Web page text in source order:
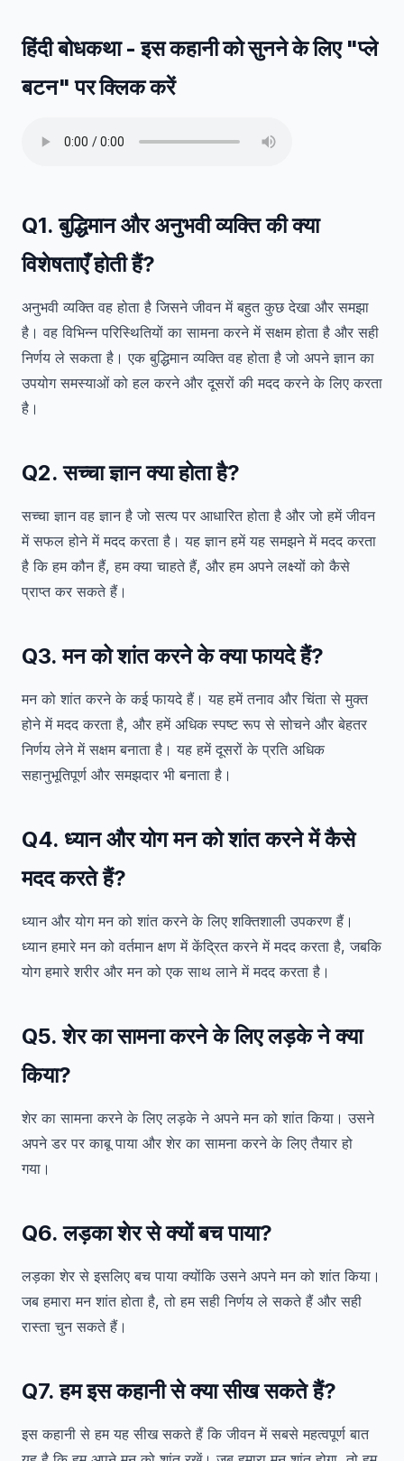
हिंदी बोधकथा- इस कहानी को सुनने के लिए "प्ले
बटन" पर क्लिक करें
Q1. बुद्धिमान और अनुभवी व्यक्ति की क्या
विशेषताएँ होती हैं?
अनुभवी व्यक्ति वह होता है जिसने जीवन में बहुत कुछ देखा और समझा
है। वह विभिन्न परिस्थितियों का सामना करने में सक्षम होता है और सही
निर्णय ले सकता है। एक बुद्धिमान व्यक्ति वह होता है जो अपने ज्ञान का
उपयोग समस्याओं को हल करने और दूसरों की मदद करने के लिए करता
है।
Q2. सच्चा ज्ञान क्या होता है?
सच्चा ज्ञान वह ज्ञान है जो सत्य पर आधारित होता है और जो हमें जीवन
में सफल होने में मदद करता है। यह ज्ञान हमें यह समझने में मदद करता
है कि हम कौन हैं, हम क्या चाहते हैं, और हम अपने लक्ष्यों को कैसे
प्राप्त कर सकते हैं।
Q3. मन को शांत करने के क्या फायदे हैं?
मन को शांत करने के कई फायदे हैं। यह हमें तनाव और चिंता से मुक्त
होने में मदद करता है, और हमें अधिक स्पष्ट रूप से सोचने और बेहतर
निर्णय लेने में सक्षम बनाता है। यह हमें दूसरों के प्रति अधिक
सहानुभूतिपूर्ण और समझदार भी बनाता है।
Q4. ध्यान और योग मन को शांत करने में कैसे
मदद करते हैं?
ध्यान और योग मन को शांत करने के लिए शक्तिशाली उपकरण हैं।
ध्यान हमारे मन को वर्तमान क्षण में केंद्रित करने में मदद करता है, जबकि
योग हमारे शरीर और मन को एक साथ लाने में मदद करता है।
Q5. शेर का सामना करने के लिए लड़के ने क्या
किया?
शेर का सामना करने के लिए लड़के ने अपने मन को शांत किया। उसने
अपने डर पर काबू पाया और शेर का सामना करने के लिए तैयार हो
गया।
Q6. लड़का शेर से क्यों बच पाया?
लड़का शेर से इसलिए बच पाया क्योंकि उसने अपने मन को शांत किया।
जब हमारा मन शांत होता है, तो हम सही निर्णय ले सकते हैं और सही
रास्ता चुन सकते हैं।
Q7. हम इस कहानी से क्या सीख सकते हैं?
इस कहानी से हम यह सीख सकते हैं कि जीवन में सबसे महत्वपूर्ण बात